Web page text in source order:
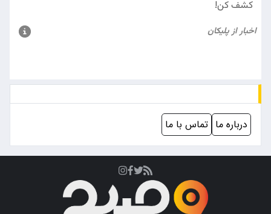
درباره ما تماس با ما